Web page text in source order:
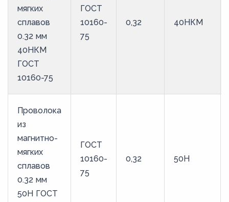
мягких
сплавов
0.32 мм
40НКМ
ГОСТ
10160-75
ГОСТ
10160-
75
0,32 40НКМ
Проволока
из
магнитно-
мягких
сплавов
0.32 мм
50Н ГОСТ
ГОСТ
10160-
75
0,32 50Н